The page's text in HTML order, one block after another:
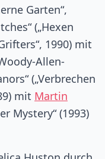
Garten“,
(„Hexen
1990) mit
Allen-
(„Verbrechen
mit Martin
Mystery“ (1993)